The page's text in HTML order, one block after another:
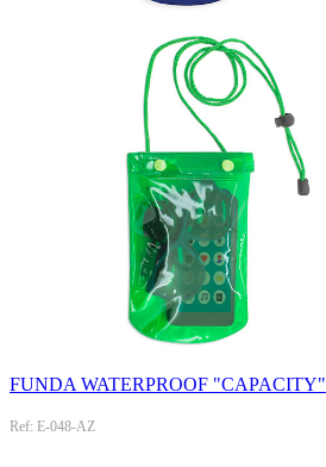
FUNDA WATERPROOF "CAPACITY"
Ref: E-048-AZ